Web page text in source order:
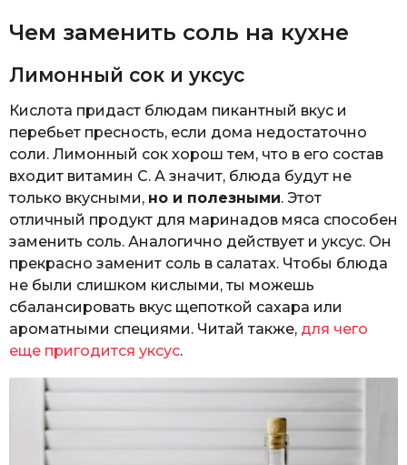
Чем заменить соль на кухне
Лимонный сок и уксус
Кислота придаст блюдам пикантный вкус и
перебьет пресность, если дома недостаточно
соли. Лимонный сок хорош тем, что в его состав
входит витамин С. А значит, блюда будут не
только вкусными, но и полезными. Этот
отличный продукт для маринадов мяса способен
заменить соль. Аналогично действует и уксус. Он
прекрасно заменит соль в салатах. Чтобы блюда
не были слишком кислыми, ты можешь
сбалансировать вкус щепоткой сахара или
ароматными специями. Читай также, для чего
еще пригодится уксус.